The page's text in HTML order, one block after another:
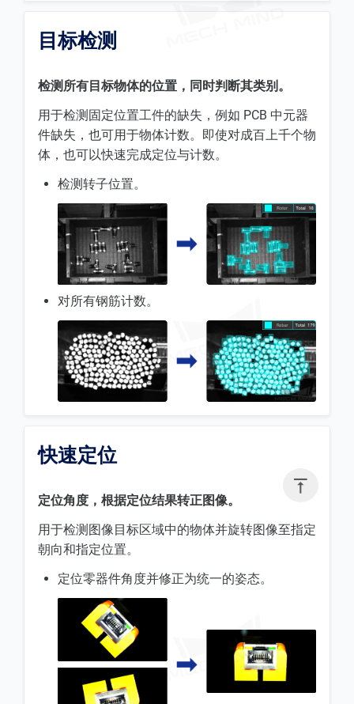

目标检测
检测所有目标物体的位置，同时判断其类别。
用于检测固定位置工件的缺失，例如 PCB 中元器
件缺失，也可用于物体计数。即使对成百上千个物
体，也可以快速完成定位与计数。
检测转子位置。
对所有钢筋计数。
快速定位
定位角度，根据定位结果转正图像。
用于检测图像目标区域中的物体并旋转图像至指定
朝向和指定位置。
定位零器件角度并修正为统一的姿态。